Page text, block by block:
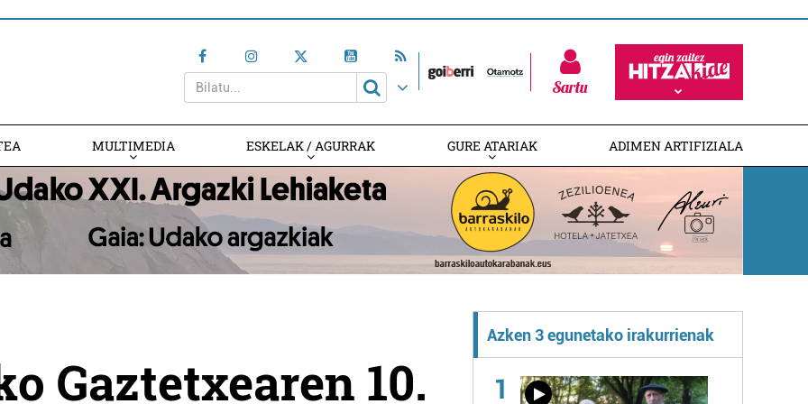
Sartu
MULTIMEDIA ESKELAK / AGURRAK GURE ATARIAK ADIMEN ARTIFIZIALA
Gaztetxearen 10.
Azken 3 egunetako irakurrienak
1